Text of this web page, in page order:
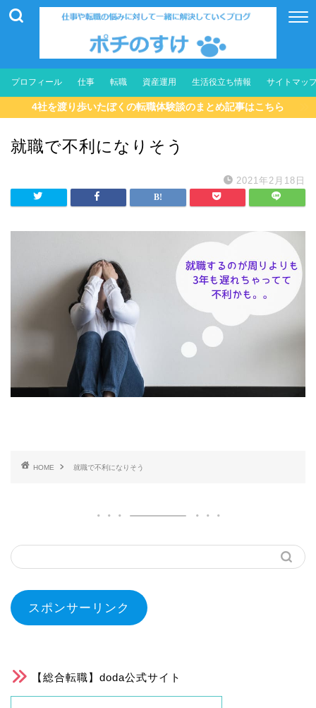
プロフィール 仕事 転職 資産運用 生活役立ち情報 サイトマッ
4社を渡り歩いたぼくの転職体験談のまとめ記事はこちら
就職で不利になりそう
2021年2月18日
HOME 就職で不利になりそう
スポンサーリンク
【総合転職】doda公式サイト